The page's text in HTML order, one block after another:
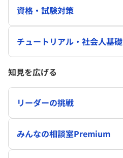
資格・試験対策
チュートリアル・社会人基礎
知見を広げる
リーダーの挑戦
みんなの相談室Premium